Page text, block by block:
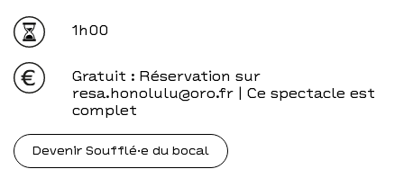
1h00
Gratuit : Réservation sur
resa.honolulu@oro.fr | Ce spectacle est
complet
Devenir Soufflé·e du bocal